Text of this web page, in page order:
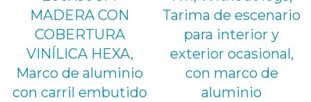
MADERA CON
COBERTURA
VINÍLICA HEXA,
Marco de aluminio
con carril embutido
Tarima de escenario
para interior y
exterior ocasional,
con marco de
aluminio